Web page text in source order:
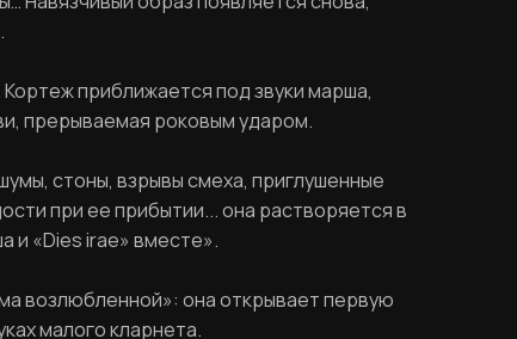
приближается под звуки марша,
прерываемая роковым ударом.
стоны, взрывы смеха, приглушенные
при ее прибытии... она растворяется в
и «Dies irae» вместе».
возлюбленной»: она открывает первую
малого кларнета.